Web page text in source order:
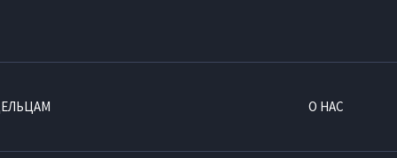
О НАС